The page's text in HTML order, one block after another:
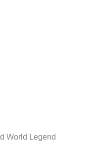
World Legend